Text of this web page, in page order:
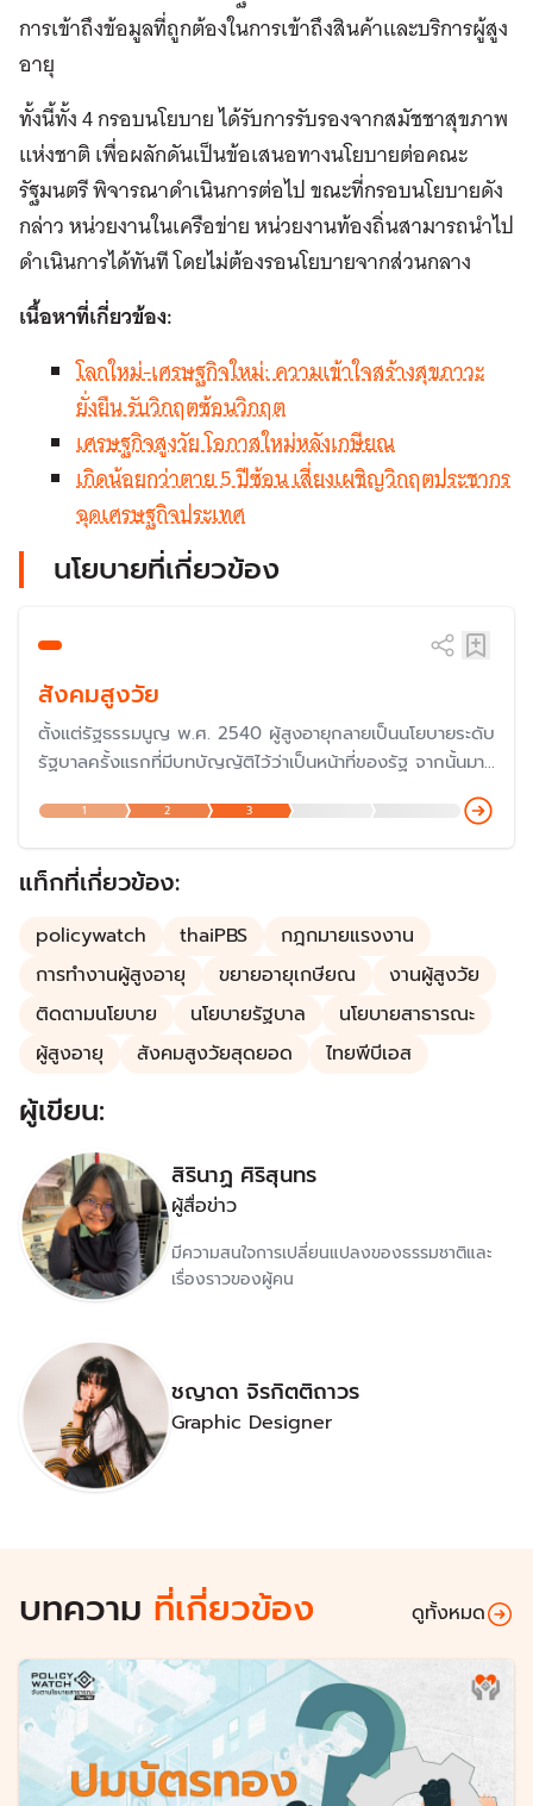
การเข้าถึงข้อมูลที่ถูกต้องในการเข้าถึงสินค้าและบริการผู้สูง
อายุ
ทั้งนี้ทั้ง 4 กรอบนโยบาย ได้รับการรับรองจากสมัชชาสุขภาพ
แห่งชาติ เพื่อผลักดันเป็นข้อเสนอทางนโยบายต่อคณะ
รัฐมนตรี พิจารณาดำเนินการต่อไป ขณะที่กรอบนโยบายดัง
กล่าว หน่วยงานในเครือข่าย หน่วยงานท้องถิ่นสามารถนำไป
ดำเนินการได้ทันที โดยไม่ต้องรอนโยบายจากส่วนกลาง
เนื้อหาที่เกี่ยวข้อง:
โลกใหม่-เศรษฐกิจใหม่: ความเข้าใจสร้างสุขภาวะ
ยั่งยืน รับวิกฤตซ้อนวิกฤต
เศรษฐกิจสูงวัย โอกาสใหม่หลังเกษียณ
เกิดน้อยกว่าตาย 5 ปีซ้อน เสี่ยงเผชิญวิกฤตประชากร
ฉุดเศรษฐกิจประเทศ
นโยบายที่เกี่ยวข้อง
สังคมสูงวัย
ตั้งแต่รัฐธรรมนูญ พ.ศ. 2540 ผู้สูงอายุกลายเป็นนโยบายระดับ
รัฐบาลครั้งแรกที่มีบทบัญญัติไว้ว่าเป็นหน้าที่ของรัฐ จากนั้นมา
ทุกรัฐบาลก็มีนโยบายต่อประชากรผู้สูงอายุในด้านต่าง ๆ เพื่อให้
ผู้สูงอายุดำรงชีวิตได้อย่างมีคุณภาพ และยิ่งสังคมไทยเริ่มเข้าสู่
สังคมสูงอายุขั้นสุดยอด ทำให้รัฐบาลต้องมาดูแลมากยิ่งขึ้น
1 2 3
แท็กที่เกี่ยวข้อง:
policywatch thaiPBS
กฎกมายแรงงาน
การทำงานผู้สูงอายุ
ขยายอายุเกษียณ
งานผู้สูงวัย
ติดตามนโยบาย
นโยบายรัฐบาล
นโยบายสาธารณะ
ผู้สูงอายุ
สังคมสูงวัยสุดยอด ไทยพีบีเอส
ผู้เขียน:
สิรินาฏ ศิริสุนทร
ผู้สื่อข่าว
มีความสนใจการเปลี่ยนแปลงของธรรมชาติและ
เรื่องราวของผู้คน
ชญาดา จิรกิตติถาวร
Graphic Designer
บทความ ที่เกี่ยวข้อง ดูทั้งหมด